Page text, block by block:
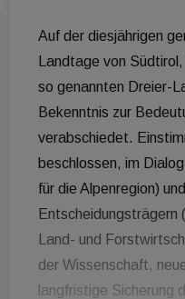
Auf der diesjährigen
Landtage von
so genannten Dreier-
Bekenntnis zur
verabschiedet.
beschlossen, im
für die Alpenregion)
Land- und
der Wissenschaft,
langfristige Sicherung